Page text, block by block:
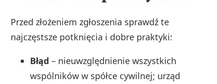
Przed złożeniem zgłoszenia sprawdź te
najczęstsze potknięcia i dobre praktyki:
Błąd – nieuwzględnienie wszystkich
wspólników w spółce cywilnej; urząd